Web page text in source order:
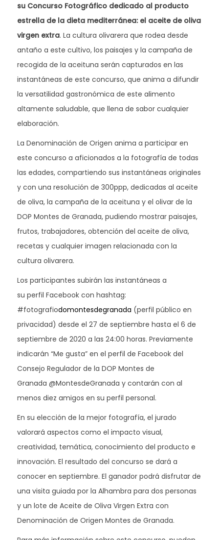
su Concurso Fotográfico dedicado al producto
estrella de la dieta mediterránea: el aceite de oliva
virgen extra. La cultura olivarera que rodea desde
antaño a este cultivo, los paisajes y la campaña de
recogida de la aceituna serán capturados en las
instantáneas de este concurso, que anima a difundir
la versatilidad gastronómica de este alimento
altamente saludable, que llena de sabor cualquier
elaboración.
La Denominación de Origen anima a participar en
este concurso a aficionados a la fotografía de todas
las edades, compartiendo sus instantáneas originales
y con una resolución de 300ppp, dedicadas al aceite
de oliva, la campaña de la aceituna y el olivar de la
DOP Montes de Granada, pudiendo mostrar paisajes,
frutos, trabajadores, obtención del aceite de oliva,
recetas y cualquier imagen relacionada con la
cultura olivarera.
Los participantes subirán las instantáneas a
su perfil Facebook con hashtag:
#fotografiodomontesdegranada (perfil público en
privacidad) desde el 27 de septiembre hasta el 6 de
septiembre de 2020 a las 24:00 horas. Previamente
indicarán “Me gusta” en el perfil de Facebook del
Consejo Regulador de la DOP Montes de
Granada @MontesdeGranada y contarán con al
menos diez amigos en su perfil personal.
En su elección de la mejor fotografía, el jurado
valorará aspectos como el impacto visual,
creatividad, temática, conocimiento del producto e
innovación. El resultado del concurso se dará a
conocer en septiembre. El ganador podrá disfrutar de
una visita guiada por la Alhambra para dos personas
y un lote de Aceite de Oliva Virgen Extra con
Denominación de Origen Montes de Granada.